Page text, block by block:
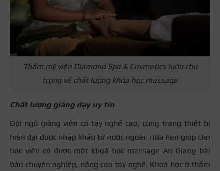
Thẩm mỹ viện Diamond Spa & Cosmetics luôn chú
trọng về chất lượng khóa học massage
Chất lượng giảng dạy uy tín
Đội ngũ giảng viên có tay nghề cao, cùng trang thiết bị
hiện đại được nhập khẩu từ nước ngoài. Hứa hẹn giúp cho
học viên có được một khoá học massage An Giang bài
bản chuyên nghiệp, nâng cao tay nghề. Khoá học ở thẩm